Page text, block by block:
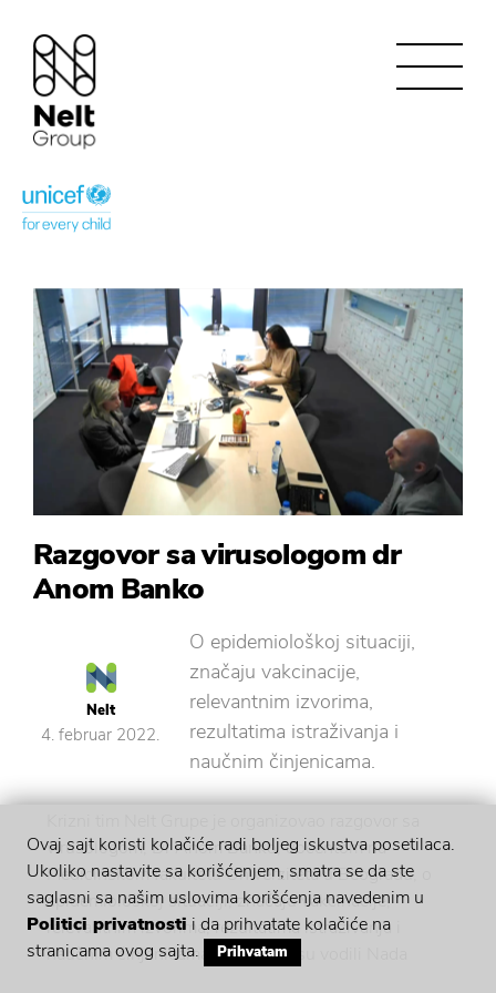
Razgovor sa virusologom dr
Anom Banko
Nelt
4. februar 2022.
O epidemiološkoj situaciji,
značaju vakcinacije,
relevantnim izvorima,
rezultatima istraživanja i
naučnim činjenicama.
virusologom, Dr Anom Banko, docentom na
Medicinskom fakultetu Univerziteta u Beogradu, o
epidemiološkoj situaciji, značaju vakcinacije,
relevantnim izvorima, rezultatima istraživanja i
naučnim činjenicama. Razgovor su vodili Nada
Ovaj sajt koristi kolačiće radi boljeg iskustva posetilaca.
Ukoliko nastavite sa korišćenjem, smatra se da ste
saglasni sa našim uslovima korišćenja navedenim u
Politici privatnosti i da prihvatate kolačiće na
stranicama ovog sajta.
Prihvatam